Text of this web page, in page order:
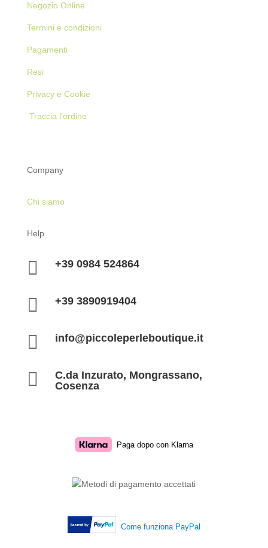
Negozio Online
Termini e condizioni
Pagamenti
Resi
Privacy e Cookie
Traccia l’ordine
Company
Chi siamo
Help
 +39 0984 524864
 +39 3890919404
 info@piccoleperleboutique.it

C.da Inzurato, Mongrassano,
Cosenza
Paga dopo con Klarna
Come funziona PayPal